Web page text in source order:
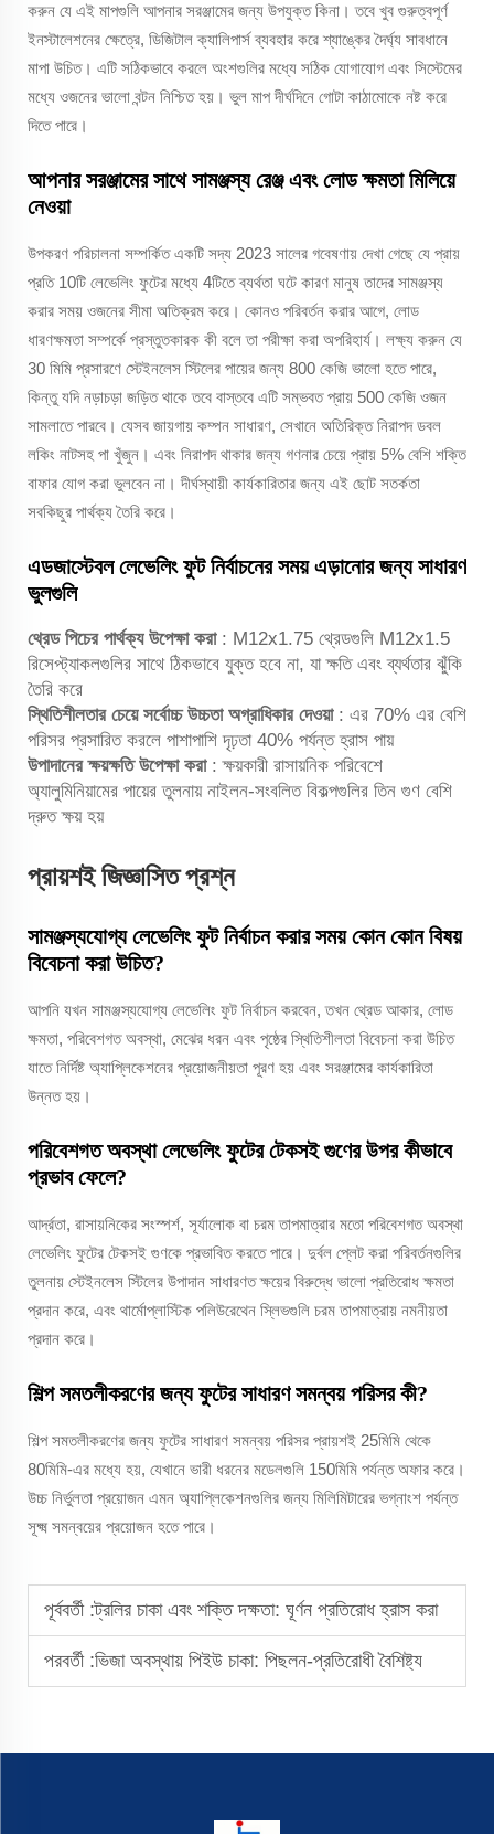
করুন যে এই মাপগুলি আপনার সরঞ্জামের জন্য উপযুক্ত কিনা। তবে খুব গুরুত্বপূর্ণ
ইনস্টালেশনের ক্ষেত্রে, ডিজিটাল ক্যালিপার্স ব্যবহার করে শ্যাঙ্কের দৈর্ঘ্য সাবধানে
মাপা উচিত। এটি সঠিকভাবে করলে অংশগুলির মধ্যে সঠিক যোগাযোগ এবং সিস্টেমের
মধ্যে ওজনের ভালো বন্টন নিশ্চিত হয়। ভুল মাপ দীর্ঘদিনে গোটা কাঠামোকে নষ্ট করে
দিতে পারে।
আপনার সরঞ্জামের সাথে সামঞ্জস্য রেঞ্জ এবং লোড ক্ষমতা মিলিয়ে
নেওয়া
উপকরণ পরিচালনা সম্পর্কিত একটি সদ্য 2023 সালের গবেষণায় দেখা গেছে যে প্রায়
প্রতি 10টি লেভেলিং ফুটের মধ্যে 4টিতে ব্যর্থতা ঘটে কারণ মানুষ তাদের সামঞ্জস্য
করার সময় ওজনের সীমা অতিক্রম করে। কোনও পরিবর্তন করার আগে, লোড
ধারণক্ষমতা সম্পর্কে প্রস্তুতকারক কী বলে তা পরীক্ষা করা অপরিহার্য। লক্ষ্য করুন যে
30 মিমি প্রসারণে স্টেইনলেস স্টিলের পায়ের জন্য 800 কেজি ভালো হতে পারে,
কিন্তু যদি নড়াচড়া জড়িত থাকে তবে বাস্তবে এটি সম্ভবত প্রায় 500 কেজি ওজন
সামলাতে পারবে। যেসব জায়গায় কম্পন সাধারণ, সেখানে অতিরিক্ত নিরাপদ ডবল
লকিং নাটসহ পা খুঁজুন। এবং নিরাপদ থাকার জন্য গণনার চেয়ে প্রায় 5% বেশি শক্তি
বাফার যোগ করা ভুলবেন না। দীর্ঘস্থায়ী কার্যকারিতার জন্য এই ছোট সতর্কতা
সবকিছুর পার্থক্য তৈরি করে।
এডজাস্টেবল লেভেলিং ফুট নির্বাচনের সময় এড়ানোর জন্য সাধারণ
ভুলগুলি
থ্রেড পিচের পার্থক্য উপেক্ষা করা : M12x1.75 থ্রেডগুলি M12x1.5
রিসেপ্ট্যাকলগুলির সাথে ঠিকভাবে যুক্ত হবে না, যা ক্ষতি এবং ব্যর্থতার ঝুঁকি
তৈরি করে
স্থিতিশীলতার চেয়ে সর্বোচ্চ উচ্চতা অগ্রাধিকার দেওয়া : এর 70% এর বেশি
পরিসর প্রসারিত করলে পাশাপাশি দৃঢ়তা 40% পর্যন্ত হ্রাস পায়
উপাদানের ক্ষয়ক্ষতি উপেক্ষা করা : ক্ষয়কারী রাসায়নিক পরিবেশে
অ্যালুমিনিয়ামের পায়ের তুলনায় নাইলন-সংবলিত বিকল্পগুলির তিন গুণ বেশি
দ্রুত ক্ষয় হয়
প্রায়শই জিজ্ঞাসিত প্রশ্ন
সামঞ্জস্যযোগ্য লেভেলিং ফুট নির্বাচন করার সময় কোন কোন বিষয়
বিবেচনা করা উচিত?
আপনি যখন সামঞ্জস্যযোগ্য লেভেলিং ফুট নির্বাচন করবেন, তখন থ্রেড আকার, লোড
ক্ষমতা, পরিবেশগত অবস্থা, মেঝের ধরন এবং পৃষ্ঠের স্থিতিশীলতা বিবেচনা করা উচিত
যাতে নির্দিষ্ট অ্যাপ্লিকেশনের প্রয়োজনীয়তা পূরণ হয় এবং সরঞ্জামের কার্যকারিতা
উন্নত হয়।
পরিবেশগত অবস্থা লেভেলিং ফুটের টেকসই গুণের উপর কীভাবে
প্রভাব ফেলে?
আর্দ্রতা, রাসায়নিকের সংস্পর্শ, সূর্যালোক বা চরম তাপমাত্রার মতো পরিবেশগত অবস্থা
লেভেলিং ফুটের টেকসই গুণকে প্রভাবিত করতে পারে। দুর্বল প্লেট করা পরিবর্তনগুলির
তুলনায় স্টেইনলেস স্টিলের উপাদান সাধারণত ক্ষয়ের বিরুদ্ধে ভালো প্রতিরোধ ক্ষমতা
প্রদান করে, এবং থার্মোপ্লাস্টিক পলিউরেথেন স্লিভগুলি চরম তাপমাত্রায় নমনীয়তা
প্রদান করে।
শিল্প সমতলীকরণের জন্য ফুটের সাধারণ সমন্বয় পরিসর কী?
শিল্প সমতলীকরণের জন্য ফুটের সাধারণ সমন্বয় পরিসর প্রায়শই 25মিমি থেকে
80মিমি-এর মধ্যে হয়, যেখানে ভারী ধরনের মডেলগুলি 150মিমি পর্যন্ত অফার করে।
উচ্চ নির্ভুলতা প্রয়োজন এমন অ্যাপ্লিকেশনগুলির জন্য মিলিমিটারের ভগ্নাংশ পর্যন্ত
সূক্ষ্ম সমন্বয়ের প্রয়োজন হতে পারে।
পূর্ববর্তী :ট্রলির চাকা এবং শক্তি দক্ষতা: ঘূর্ণন প্রতিরোধ হ্রাস করা
পরবর্তী :ভিজা অবস্থায় পিইউ চাকা: পিছলন-প্রতিরোধী বৈশিষ্ট্য